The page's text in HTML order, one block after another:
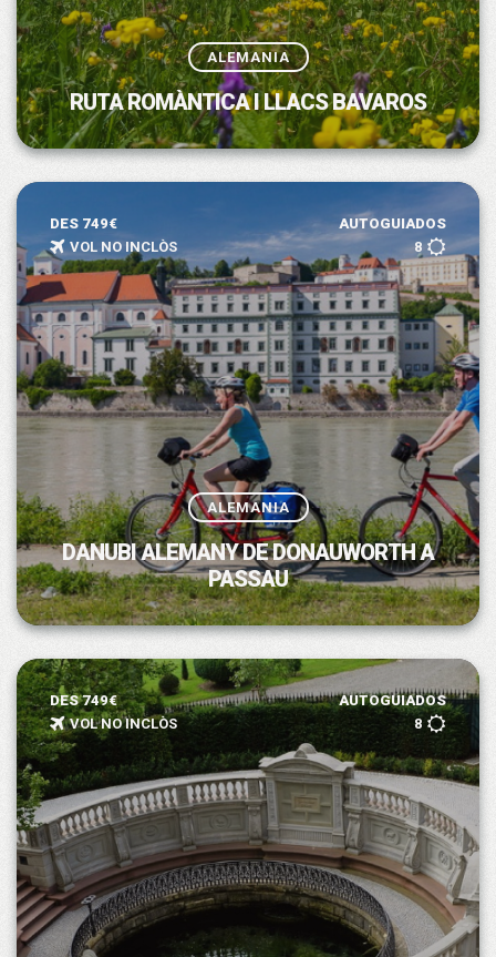
ALEMANIA
RUTA ROMÀNTICA I LLACS BAVAROS
DES 749€
AUTOGUIADOS
VOL NO INCLÒS
8
ALEMANIA
DANUBI ALEMANY DE DONAUWORTH A
PASSAU
DES 749€
AUTOGUIADOS
VOL NO INCLÒS
8